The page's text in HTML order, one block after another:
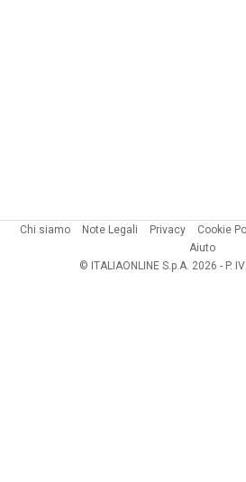
Chi siamo Note Legali Privacy Cookie
Aiuto
© ITALIAONLINE S.p.A. 2026 - P.